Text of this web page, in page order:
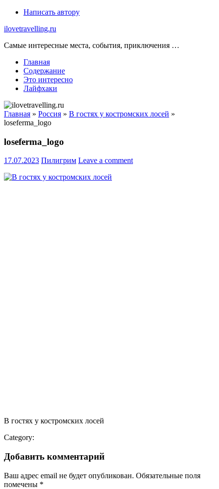
Skip
content
Написать автору
ilovetravelling.ru
Самые интересные места, события, приключения …
Главная
Содержание
Это интересно
Лайфхаки
Главная » Россия » В гостях у костромских лосей »
loseferma_logo
loseferma_logo
17.07.2023 Пилигрим Leave a comment
В гостях у костромских лосей
Category:
Добавить комментарий
Ваш адрес email не будет опубликован. Обязательные поля
помечены *